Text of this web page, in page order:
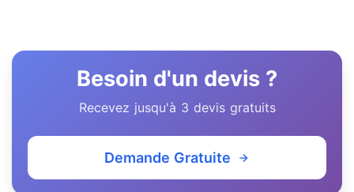
Besoin d'un devis ?
Recevez jusqu'à 3 devis gratuits
Demande Gratuite